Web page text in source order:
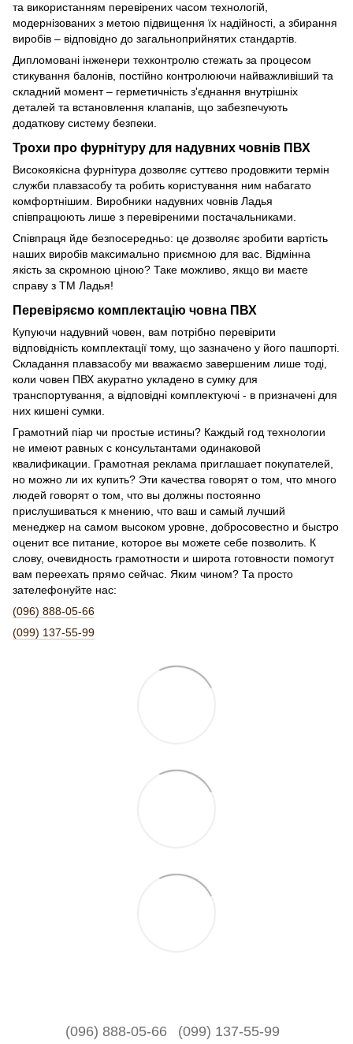
та використанням перевірених часом технологій,
модернізованих з метою підвищення їх надійності, а збирання
виробів – відповідно до загальноприйнятих стандартів.
Дипломовані інженери техконтролю стежать за процесом
стикування балонів, постійно контролюючи найважливіший та
складний момент – герметичність з'єднання внутрішніх
деталей та встановлення клапанів, що забезпечують
додаткову систему безпеки.
Трохи про фурнітуру для надувних човнів ПВХ
Високоякісна фурнітура дозволяє суттєво продовжити термін
служби плавзасобу та робить користування ним набагато
комфортнішим. Виробники надувних човнів Ладья
співпрацюють лише з перевіреними постачальниками.
Співпраця йде безпосередньо: це дозволяє зробити вартість
наших виробів максимально приємною для вас. Відмінна
якість за скромною ціною? Таке можливо, якщо ви маєте
справу з ТМ Ладья!
Перевіряємо комплектацію човна ПВХ
Купуючи надувний човен, вам потрібно перевірити
відповідність комплектації тому, що зазначено у його пашпортi.
Складання плавзасобу ми вважаємо завершеним лише тоді,
коли човен ПВХ акуратно укладено в сумку для
транспортування, а відповідні комплектуючі - в призначені для
них кишені сумки.
Грамотний піар чи простые истины? Каждый год технологии
не имеют равных с консультантами одинаковой
квалификации. Грамотная реклама приглашает покупателей,
но можно ли их купить? Эти качества говорят о том, что много
людей говорят о том, что вы должны постоянно
прислушиваться к мнению, что ваш и самый лучший
менеджер на самом высоком уровне, добросовестно и быстро
оценит все питание, которое вы можете себе позволить. К
слову, очевидность грамотности и широта готовности помогут
вам переехать прямо сейчас. Яким чином? Та просто
зателефонуйте нас:
(096) 888-05-66
(099) 137-55-99
(096) 888-05-66 (099) 137-55-99